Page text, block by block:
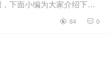
下面小编为大家介绍下华
吗 华凌柜机哪款性价比
84 0